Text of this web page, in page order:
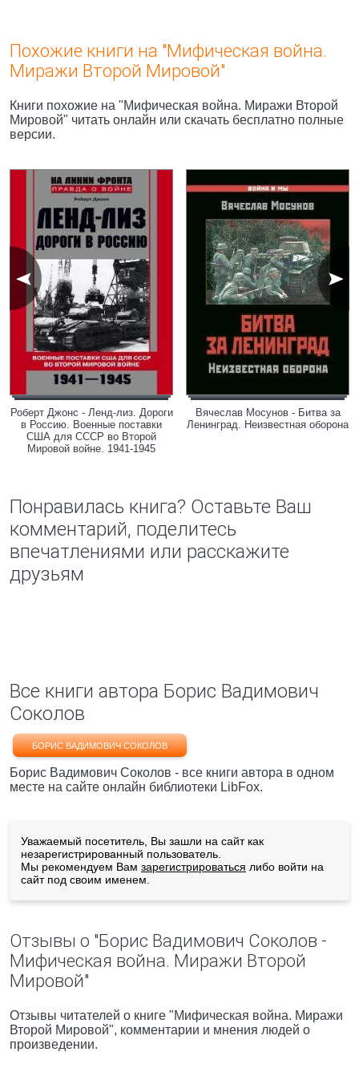
Похожие книги на "Мифическая война.
Миражи Второй Мировой"
Книги похожие на "Мифическая война. Миражи Второй
Мировой" читать онлайн или скачать бесплатно полные
версии.
Роберт Джонс - Ленд-лиз. Дороги
в Россию. Военные поставки
США для СССР во Второй
Мировой войне. 1941-1945
Вячеслав Мосунов - Битва за
Ленинград. Неизвестная оборона
Понравилась книга? Оставьте Ваш
комментарий, поделитесь
впечатлениями или расскажите
друзьям
Все книги автора Борис Вадимович
Соколов
БОРИС ВАДИМОВИЧ СОКОЛОВ
Борис Вадимович Соколов - все книги автора в одном
месте на сайте онлайн библиотеки LibFox.
Уважаемый посетитель, Вы зашли на сайт как
незарегистрированный пользователь.
Мы рекомендуем Вам зарегистрироваться либо войти на
сайт под своим именем.
Отзывы о "Борис Вадимович Соколов -
Мифическая война. Миражи Второй
Мировой"
Отзывы читателей о книге "Мифическая война. Миражи
Второй Мировой", комментарии и мнения людей о
произведении.